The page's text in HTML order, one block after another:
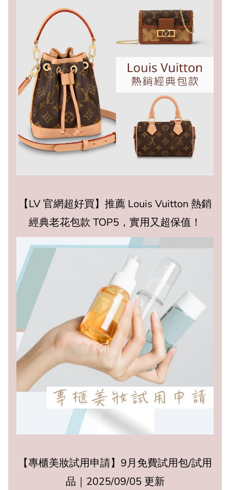
【LV 官網超好買】推薦 Louis Vuitton 熱銷
經典老花包款 TOP5，實用又超保值！
【專櫃美妝試用申請】9月免費試用包/試用
品｜2025/09/05 更新